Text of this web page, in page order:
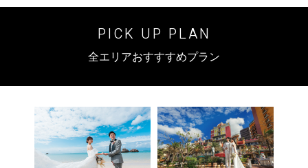
PICK UP PLAN
全エリアおすすすめプラン